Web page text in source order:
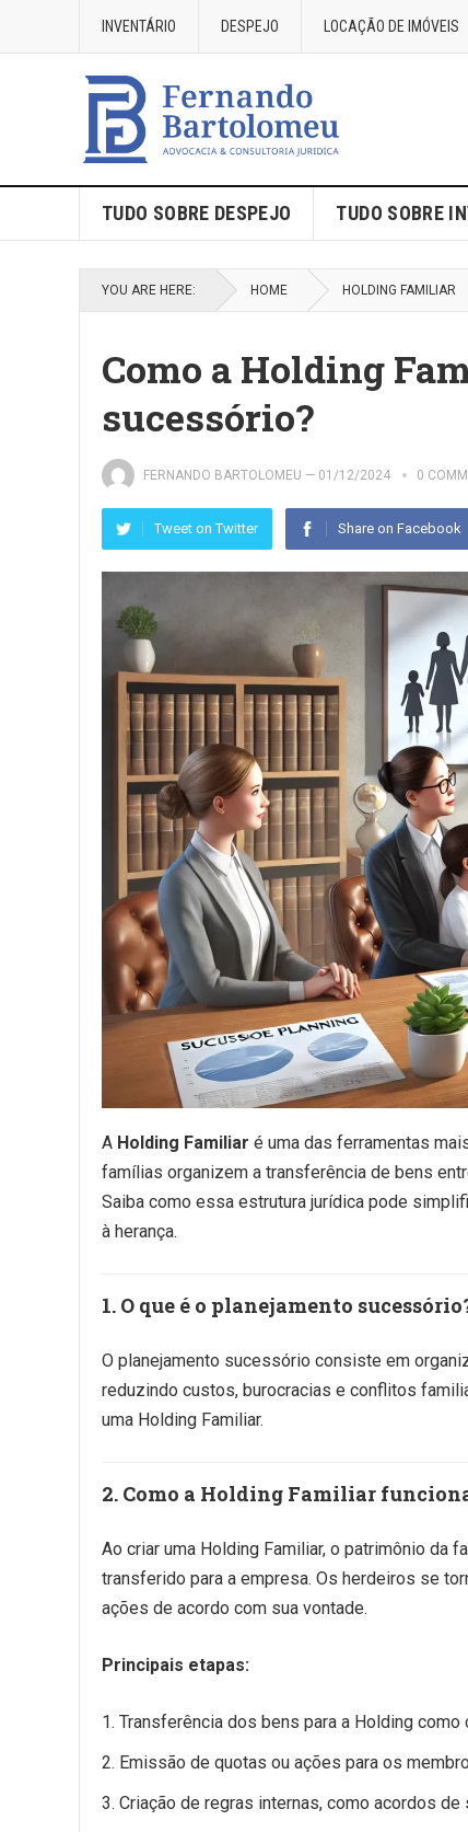
INVENTÁRIO DESPEJO LOCAÇÃO DE IMÓVEIS
TUDO SOBRE DESPEJO TUDO SOBRE
YOU ARE HERE: HOME HOLDING FAMILIAR
Como a Holding
sucessório?
FERNANDO BARTOLOMEU — 01/12/2024 0
Tweet on Twitter Share on Facebook
A Holding Familiar é uma das ferramentas
famílias organizem a transferência de bens
Saiba como essa estrutura jurídica pode
à herança.
1. O que é o planejamento
O planejamento sucessório consiste em
reduzindo custos, burocracias e conflitos
uma Holding Familiar.
2. Como a Holding Familiar
Ao criar uma Holding Familiar, o patrimônio da
transferido para a empresa. Os herdeiros se
ações de acordo com sua vontade.
Principais etapas:
Transferência dos bens para a Holding como
Emissão de quotas ou ações para os
Criação de regras internas, como acordos